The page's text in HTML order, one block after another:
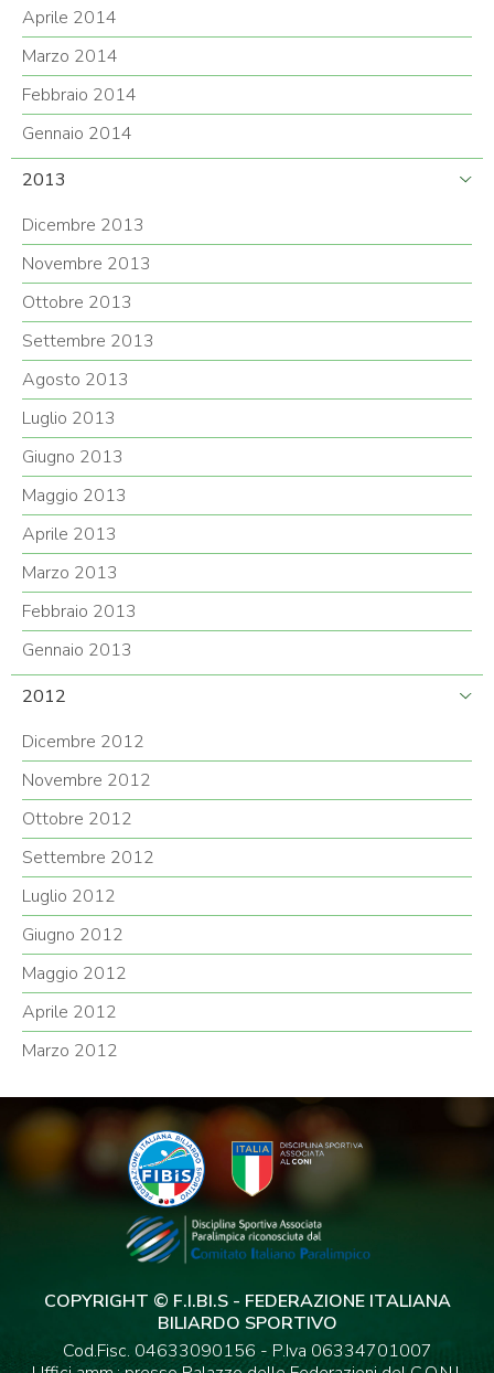
Aprile 2014
Marzo 2014
Febbraio 2014
Gennaio 2014
2013
Dicembre 2013
Novembre 2013
Ottobre 2013
Settembre 2013
Agosto 2013
Luglio 2013
Giugno 2013
Maggio 2013
Aprile 2013
Marzo 2013
Febbraio 2013
Gennaio 2013
2012
Dicembre 2012
Novembre 2012
Ottobre 2012
Settembre 2012
Luglio 2012
Giugno 2012
Maggio 2012
Aprile 2012
Marzo 2012
COPYRIGHT © F.I.BI.S - FEDERAZIONE ITALIANA
BILIARDO SPORTIVO
Cod.Fisc. 04633090156 - P.Iva 06334701007